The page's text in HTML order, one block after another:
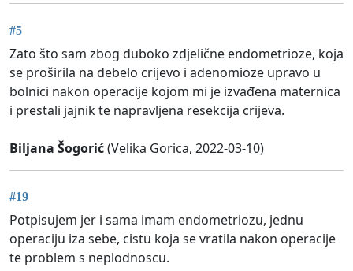
#5
Zato što sam zbog duboko zdjelične endometrioze, koja
se proširila na debelo crijevo i adenomioze upravo u
bolnici nakon operacije kojom mi je izvađena maternica
i prestali jajnik te napravljena resekcija crijeva.
Biljana Šogorić(Velika Gorica, 2022-03-10)
#19
Potpisujem jer i sama imam endometriozu, jednu
operaciju iza sebe, cistu koja se vratila nakon operacije
te problem s neplodnoscu.